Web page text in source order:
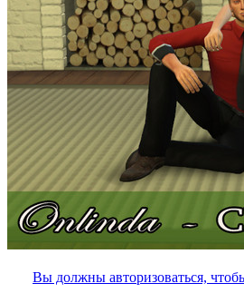
Вы должны авторизоваться,